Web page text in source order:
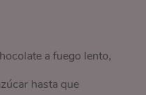
a fuego lento,
hasta que